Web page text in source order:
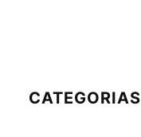
CATEGORIAS